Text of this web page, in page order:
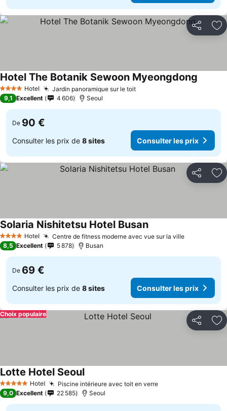
Partager
4 Étoiles Hotel Jardin panoramique sur le toitConsulter les prix
Hotel The Botanik Sewoon Myeongdong
9,1 Excellent 4 606 Seoul
De 90 €
Consulter les prix de 8 sites Consulter les prix
Partager
4 Étoiles Hotel Centre de fitness moderne avec vue sur la villeConsulter
Solaria Nishitetsu Hotel BusanConsulter les prix
8,5 Excellent 5 878 Busan
De 69 €
Consulter les prix de 8 sites Consulter les prix
Partager
Choix populaire
5 Étoiles Hotel Piscine intérieure avec toit en verreConsulter les prix
Lotte Hotel SeoulConsulter les prix
9,0 Excellent 22 585 Seoul